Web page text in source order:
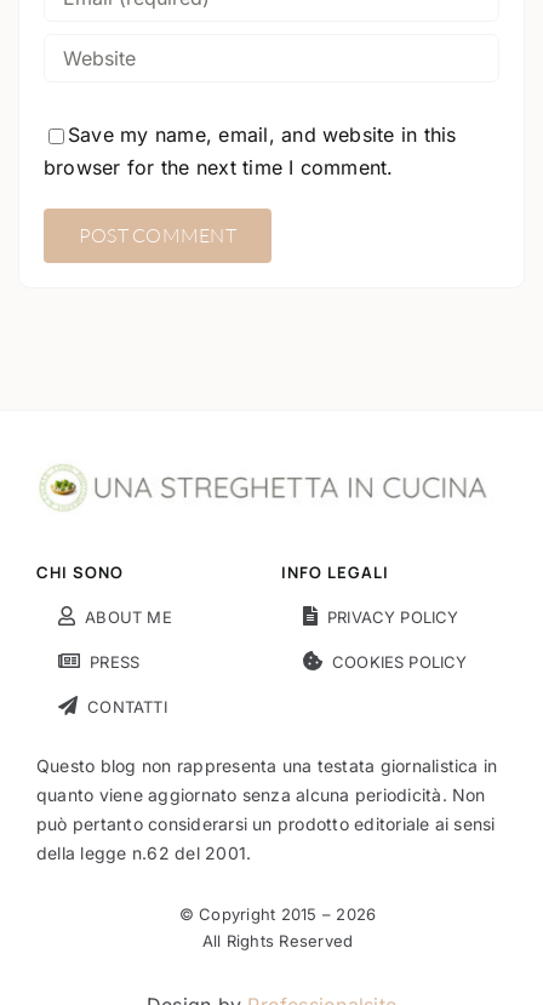
Save my name, email, and website in this
browser for the next time I comment.
CHI SONO
ABOUT ME
PRESS
CONTATTI
INFO LEGALI
PRIVACY POLICY
COOKIES POLICY
Questo blog non rappresenta una testata giornalistica in
quanto viene aggiornato senza alcuna periodicità. Non
può pertanto considerarsi un prodotto editoriale ai sensi
della legge n.62 del 2001.
© Copyright 2015 – 2026
All Rights Reserved